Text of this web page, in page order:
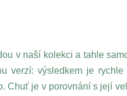
v naší kolekci a tahle
verzí: výsledkem je
Chuť je v porovnání s její